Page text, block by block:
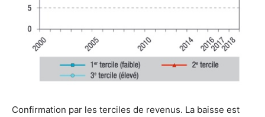
Confirmation par les terciles de revenus. La baisse est